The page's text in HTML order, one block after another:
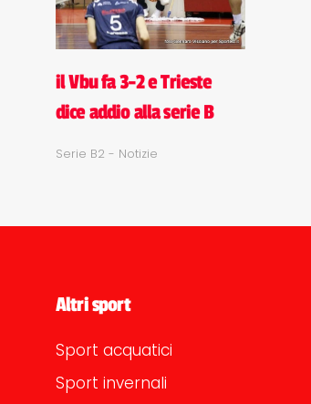
il Vbu fa 3-2 e Trieste
dice addio alla serie B
Serie B2 - Notizie
Altri sport
Sport acquatici
Sport invernali